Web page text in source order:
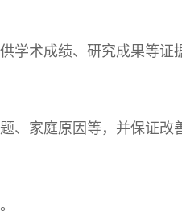
学术成绩、研究成果等证
家庭原因等，并保证改